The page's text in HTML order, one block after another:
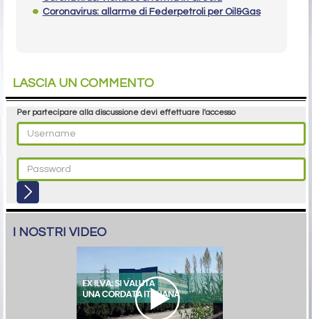
Coronavirus: allarme di Federpetroli per Oil&Gas
LASCIA UN COMMENTO
Per partecipare alla discussione devi effettuare l'accesso
I NOSTRI VIDEO